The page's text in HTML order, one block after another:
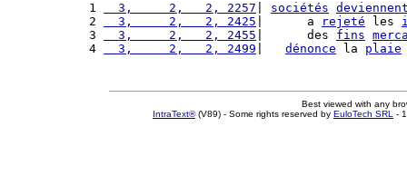
1
  3,     2,   2, 2257
sociétés
2
  3,     2,   2, 2425
|      a rejeté les
3
  3,     2,   2, 2455
|      des fins
4
  3,     2,   2, 2499
dénonce la plaie
Best viewed with any
IntraText®(V89) - Some rights reserved by EuloTech SRL -